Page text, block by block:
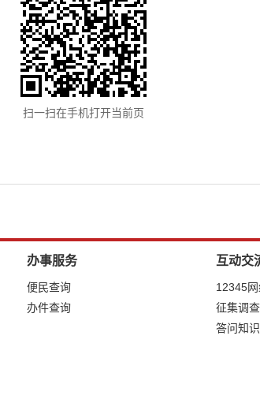
扫一扫在手机打开当前页
办事服务
便民查询
办件查询
互动交
12345
征集调查
答问知